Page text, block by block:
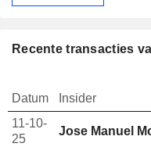
Recente transacties
Datum Insider
11-10-
25
Jose Manuel